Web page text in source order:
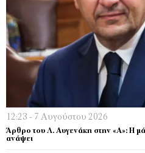
12:23 - 7 Αυγούστου 2026
Άρθρο του Λ. Αυγενάκη στην «Α»: Η
ανάψει